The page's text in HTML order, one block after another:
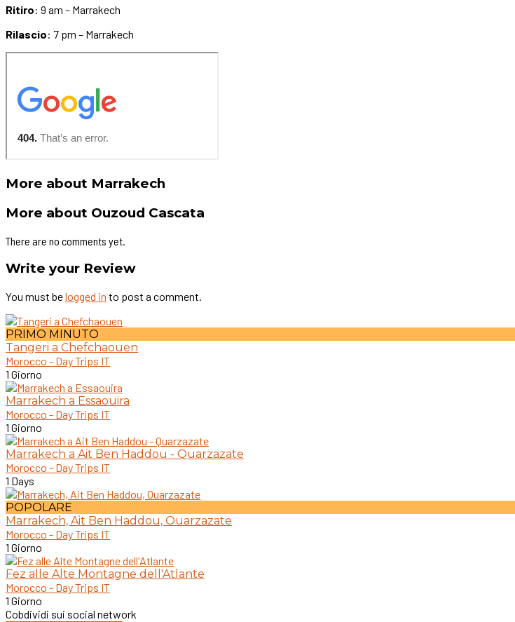
Ritiro: 9 am – Marrakech
Rilascio: 7 pm – Marrakech
More about Marrakech
More about Ouzoud Cascata
There are no comments yet.
Write your Review
You must belogged in to post a comment.
PRIMO MINUTO
Tangeri a Chefchaouen
Morocco - Day Trips IT
1 Giorno
Marrakech a Essaouira
Morocco - Day Trips IT
1 Giorno
Marrakech a Ait Ben Haddou - Quarzazate
Morocco - Day Trips IT
1 Days
POPOLARE
Marrakech, Ait Ben Haddou, Ouarzazate
Morocco - Day Trips IT
1 Giorno
Fez alle Alte Montagne dell'Atlante
Morocco - Day Trips IT
1 Giorno
Cobdividi sui social network